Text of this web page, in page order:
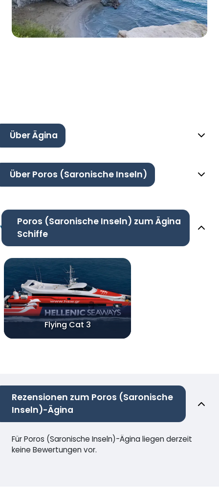
Über Ägina
Über Poros (Saronische Inseln)
Poros (Saronische Inseln) zum Ägina
Schiffe
Flying Cat 3
Rezensionen zum Poros (Saronische
Inseln)-Ägina
Für Poros (Saronische Inseln)-Ägina liegen derzeit
keine Bewertungen vor.